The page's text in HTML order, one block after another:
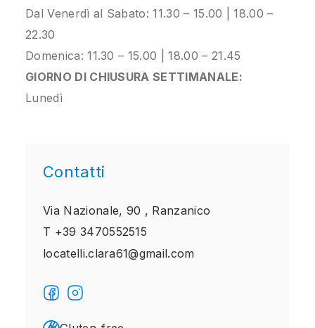
Dal Venerdì al Sabato: 11.30 – 15.00 | 18.00 –
22.30
Domenica: 11.30 – 15.00 | 18.00 – 21.45
GIORNO DI CHIUSURA SETTIMANALE:
Lunedì
Contatti
Via Nazionale, 90 , Ranzanico
T +39 3470552515
locatelli.clara61@gmail.com